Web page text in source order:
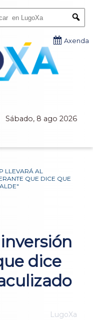
Sábado, 8 ago 2026
Axenda
LLEVARÁ AL
QUE DICE QUE
dice
LugoXa